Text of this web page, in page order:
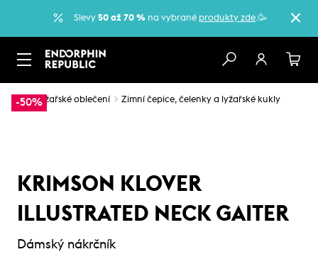
Slevy 50 až 70 % na vybrané produkty zde.🥳
-50%
… Lyžařské oblečení Zimní čepice, čelenky a lyžařské kukly
KRIMSON KLOVER
ILLUSTRATED NECK GAITER
Dámský nákrčník